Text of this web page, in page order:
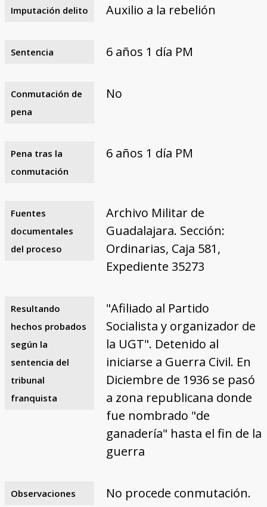
Imputación delito Auxilio a la rebelión
Sentencia 6 años 1 día PM
Conmutación de
pena
No
Pena tras la
conmutación
6 años 1 día PM
Fuentes
documentales
del proceso
Archivo Militar de
Guadalajara. Sección:
Ordinarias, Caja 581,
Expediente 35273
Resultando
hechos probados
según la
sentencia del
tribunal
franquista
"Afiliado al Partido
Socialista y organizador de
la UGT". Detenido al
iniciarse a Guerra Civil. En
Diciembre de 1936 se pasó
a zona republicana donde
fue nombrado "de
ganadería" hasta el fin de la
guerra
Observaciones No procede conmutación.